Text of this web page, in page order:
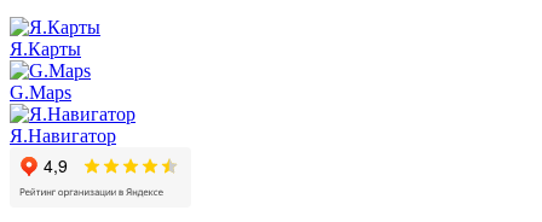
Я.Карты
G.Maps
Я.Навигатор